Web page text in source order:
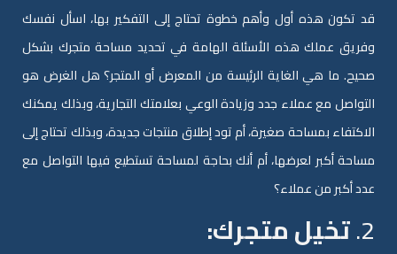
قد تكون هذه أول وأهم خطوة تحتاج إلى التفكير بها، اسأل نفسك
وفريق عملك هذه الأسئلة الهامة في تحديد مساحة متجرك بشكل
صحيح. ما هي الغاية الرئيسة من المعرض أو المتجر؟ هل الغرض هو
التواصل مع عملاء جدد وزيادة الوعي بعلامتك التجارية، وبذلك يمكنك
الاكتفاء بمساحة صغيرة، أم تود إطلاق منتجات جديدة، وبذلك تحتاج إلى
مساحة أكبر لعرضها، أم أنك بحاجة لمساحة تستطيع فيها التواصل مع
عدد أكبر من عملاء؟
2. تخيل متجرك: